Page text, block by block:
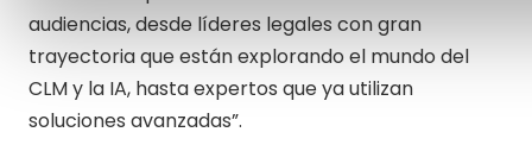
audiencias, desde líderes legales con gran
trayectoria que están explorando el mundo del
CLM y la IA, hasta expertos que ya utilizan
soluciones avanzadas”.